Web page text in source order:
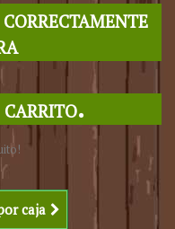
carrito.
caja